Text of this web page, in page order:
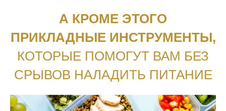
А КРОМЕ ЭТОГО
ПРИКЛАДНЫЕ ИНСТРУМЕНТЫ,
КОТОРЫЕ ПОМОГУТ ВАМ БЕЗ
СРЫВОВ НАЛАДИТЬ ПИТАНИЕ